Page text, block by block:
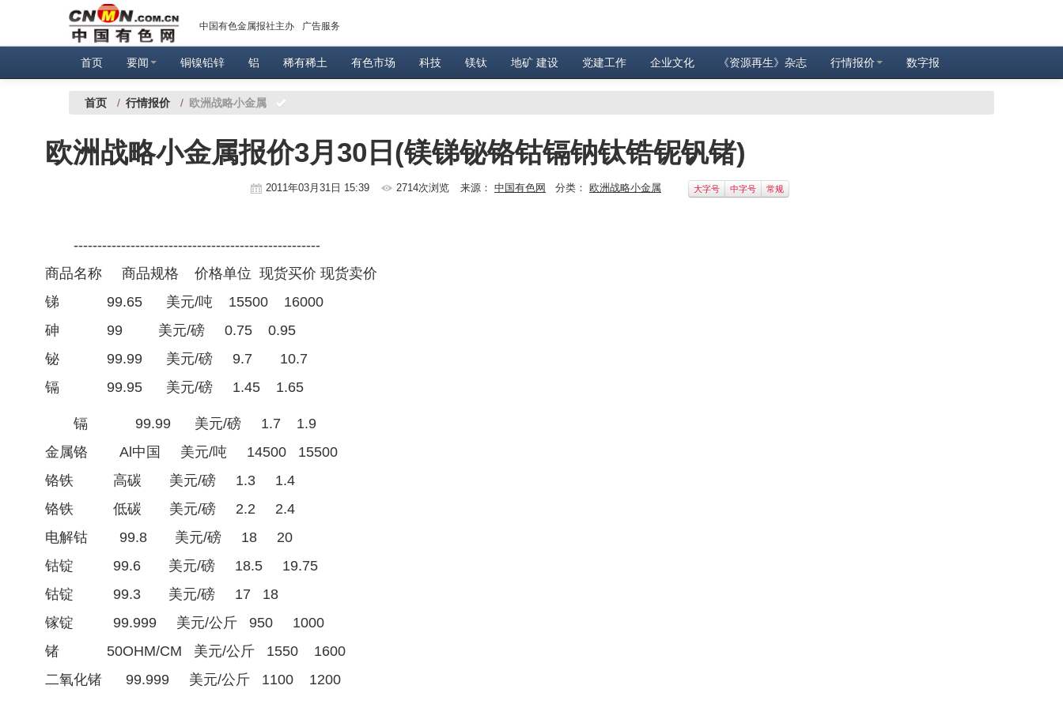
中国有色金属报社主办 广告服务
首页 要闻 铜镍铅锌 铝 稀有稀土 有色市场 科技 镁钛 地矿 建设 党建工作 企业文化 《资源再生》杂志 行情报价 数字报
首页 / 行情报价 / 欧洲战略小金属
欧洲战略小金属报价3月30日(镁锑铋铬钴镉钠钛锆铌钒锗)
2011年03月31日 15:39 2714次浏览 来源： 中国有色网 分类： 欧洲战略小金属 大字号 中字号 常规
----------------------------------------------------
商品名称 商品规格 价格单位 现货买价 现货卖价
锑 99.65 美元/吨 15500 16000
砷 99 美元/磅 0.75 0.95
铋 99.99 美元/磅 9.7 10.7
镉 99.95 美元/磅 1.45 1.65
镉 99.99 美元/磅 1.7 1.9
金属铬 Al中国 美元/吨 14500 15500
铬铁 高碳 美元/磅 1.3 1.4
铬铁 低碳 美元/磅 2.2 2.4
电解钴 99.8 美元/磅 18 20
钴锭 99.6 美元/磅 18.5 19.75
钴锭 99.3 美元/磅 17 18
镓锭 99.999 美元/公斤 950 1000
锗 50OHM/CM 美元/公斤 1550 1600
二氧化锗 99.999 美元/公斤 1100 1200